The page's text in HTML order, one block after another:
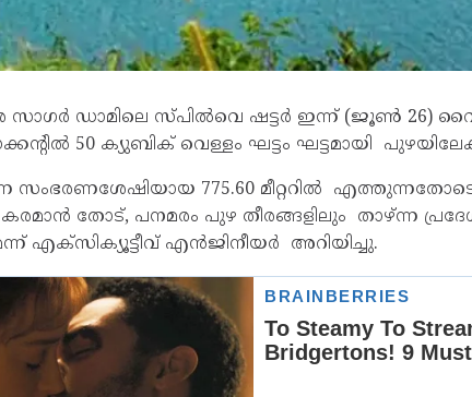
ഡാമിലെ സ്‌പിൽവെ ഷട്ടർ ഇന്ന് (ജൂൺ 26)
50 ക്യുബിക് വെള്ളം ഘട്ടം ഘട്ടമായി
സംഭരണശേഷിയായ 775.60 മീറ്ററില്‍
തോട്, പനമരം പുഴ തീരങ്ങളിലും താഴ്ന്ന
എക്സിക്യൂട്ടീവ് എൻജിനീയർ അറിയിച്ചു.